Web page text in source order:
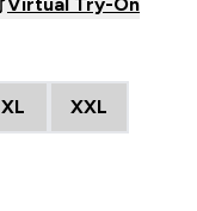
Virtual Try-On
XL XXL